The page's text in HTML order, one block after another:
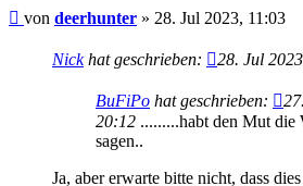
Beitrag
von deerhunter » 28. Jul 2023, 11:03
Nickhat geschrieben: 28. Jul
BuFiPo hat geschrieben:
20:12 .........habt den Mut die
sagen..
Ja, aber erwarte bitte nicht, dass